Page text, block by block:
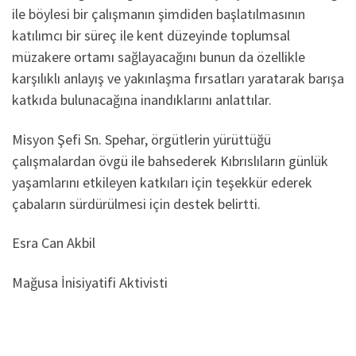
ile böylesi bir çalışmanın şimdiden başlatılmasının
katılımcı bir süreç ile kent düzeyinde toplumsal
müzakere ortamı sağlayacağını bunun da özellikle
karşılıklı anlayış ve yakınlaşma fırsatları yaratarak barışa
katkıda bulunacağına inandıklarını anlattılar.
Misyon Şefi Sn. Spehar, örgütlerin yürüttüğü
çalışmalardan övgü ile bahsederek Kıbrıslıların günlük
yaşamlarını etkileyen katkıları için teşekkür ederek
çabaların sürdürülmesi için destek belirtti.
Esra Can Akbil
Mağusa İnisiyatifi Aktivisti